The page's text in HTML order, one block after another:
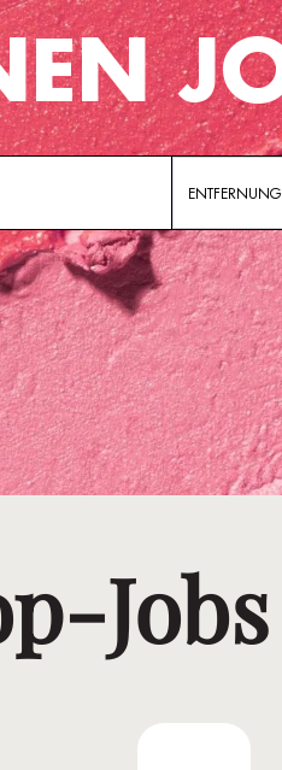
ENTFERNUNG
Jobs